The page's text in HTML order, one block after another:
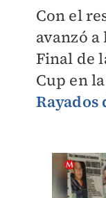
Con el
avanzó a
Final de
Cup en
Rayados